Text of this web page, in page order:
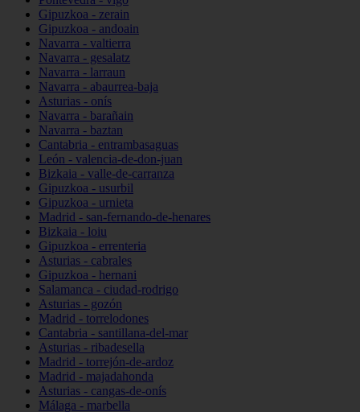
Gipuzkoa - zerain
Gipuzkoa - andoain
Navarra - valtierra
Navarra - gesalatz
Navarra - larraun
Navarra - abaurrea-baja
Asturias - onís
Navarra - barañain
Navarra - baztan
Cantabria - entrambasaguas
León - valencia-de-don-juan
Bizkaia - valle-de-carranza
Gipuzkoa - usurbil
Gipuzkoa - urnieta
Madrid - san-fernando-de-henares
Bizkaia - loiu
Gipuzkoa - errenteria
Asturias - cabrales
Gipuzkoa - hernani
Salamanca - ciudad-rodrigo
Asturias - gozón
Madrid - torrelodones
Cantabria - santillana-del-mar
Asturias - ribadesella
Madrid - torrejón-de-ardoz
Madrid - majadahonda
Asturias - cangas-de-onís
Málaga - marbella